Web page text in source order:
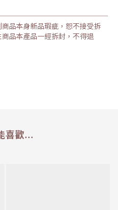
品本身新品瑕疵，恕不接受拆
品本產品一經拆封，不得退
喜歡...